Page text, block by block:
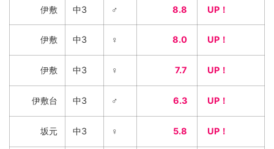
伊敷 中3 ♂ 8.8 UP！
伊敷 中3 ♀ 8.0 UP！
伊敷 中3 ♀ 7.7 UP！
伊敷台 中3 ♂ 6.3 UP！
坂元 中3 ♀ 5.8 UP！